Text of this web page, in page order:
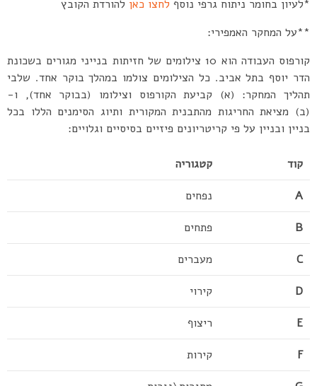
*לעיון בחומר ניתוח גרפי נוסף לחצו כאן להורדת הקובץ
**על המחקר האמפירי:
קורפוס העבודה הוא 10 צילומים של חזיתות בנייני מגורים בשכונת
הדר יוסף בתל אביב. כל הצילומים צולמו במהלך בוקר אחד. שלבי
תהליך המחקר: (א) קביעת הקורפוס וצילומו (בבוקר אחד), ו-
(ב) מציאת החריגות מהתבנית המקורית ותיוג הסימנים הללו בכל
בניין ובניין על פי קריטריונים פיזיים בסיסיים וגלויים:
קוד קטגוריה
A נפחים
B פתחים
C מעברים
D קירוי
E ריצוף
F קירות